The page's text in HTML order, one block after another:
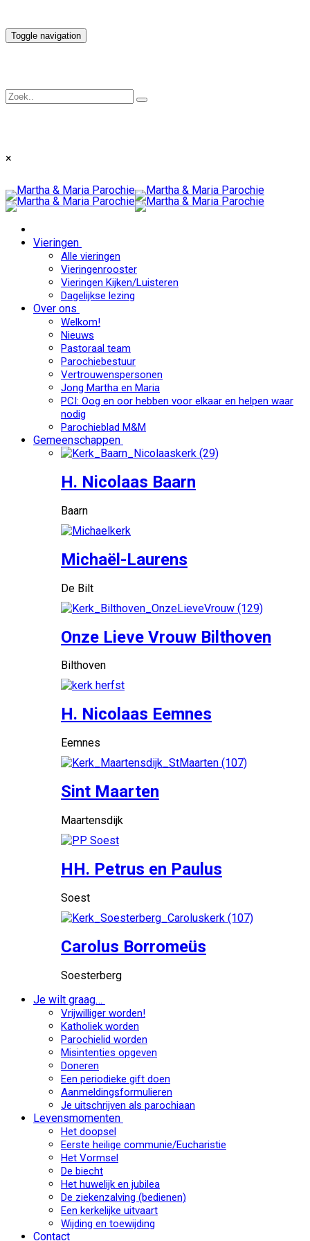
Toggle navigation
×
Vieringen
Alle vieringen
Vieringenrooster
Vieringen Kijken/Luisteren
Dagelijkse lezing
Over ons
Welkom!
Nieuws
Pastoraal team
Parochiebestuur
Vertrouwenspersonen
Jong Martha en Maria
PCI: Oog en oor hebben voor elkaar en helpen waar
nodig
Parochieblad M&M
Gemeenschappen
H. Nicolaas Baarn
Baarn
Michaël-Laurens
De Bilt
Onze Lieve Vrouw Bilthoven
Bilthoven
H. Nicolaas Eemnes
Eemnes
Sint Maarten
Maartensdijk
HH. Petrus en Paulus
Soest
Carolus Borromeüs
Soesterberg
Je wilt graag…
Vrijwilliger worden!
Katholiek worden
Parochielid worden
Misintenties opgeven
Doneren
Een periodieke gift doen
Aanmeldingsformulieren
Je uitschrijven als parochiaan
Levensmomenten
Het doopsel
Eerste heilige communie/Eucharistie
Het Vormsel
De biecht
Het huwelijk en jubilea
De ziekenzalving (bedienen)
Een kerkelijke uitvaart
Wijding en toewijding
Contact